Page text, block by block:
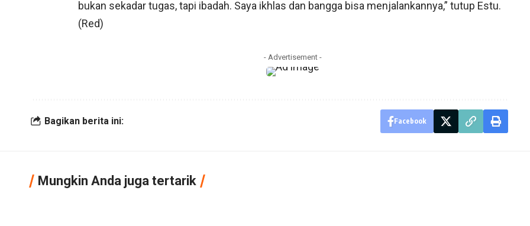
bukan sekadar tugas, tapi ibadah. Saya ikhlas dan bangga bisa menjalankannya,” tutup Estu.
(Red)
- Advertisement -
Bagikan berita ini: Facebook
Mungkin Anda juga tertarik